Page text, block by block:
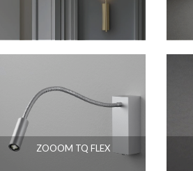
ZOOOM TQ FLEX